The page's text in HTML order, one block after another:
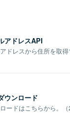
アドレスAPI
ドレスから住所を取
ウンロード
ードはこちらから。（